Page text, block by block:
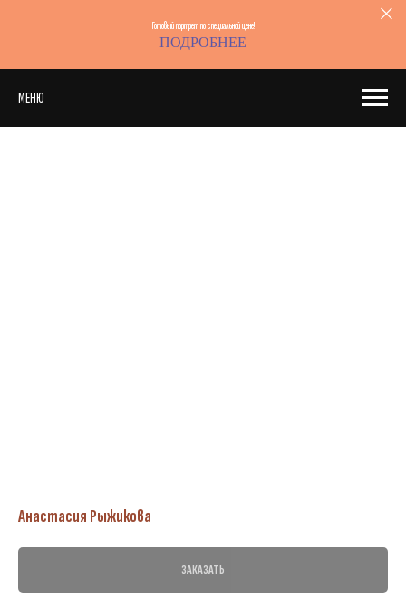
Готовый портрет по специальной цене!
ПОДРОБНЕЕ
МЕНЮ
Анастасия Рыжикова
ЗАКАЗАТЬ